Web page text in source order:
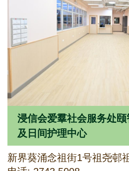
浸信会爱羣社会服务处
及日间护理中心